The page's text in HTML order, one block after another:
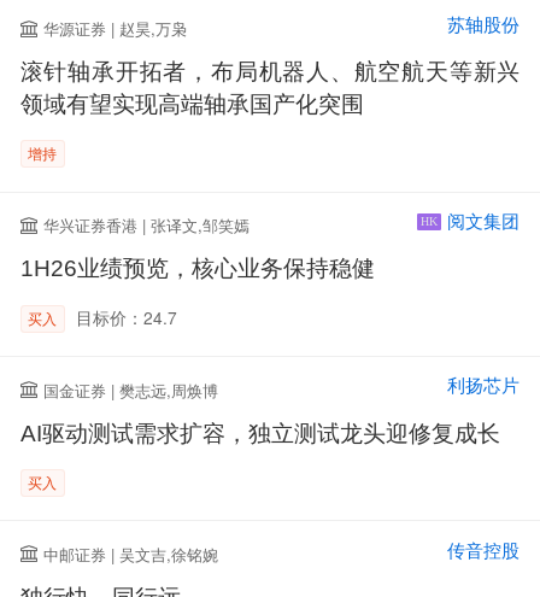
华源证券 | 赵昊,万枭 苏轴股份
滚针轴承开拓者，布局机器人、航空航天等新兴
领域有望实现高端轴承国产化突围
增持
华兴证券香港 | 张译文,邹笑嫣 HK 阅文集团
1H26业绩预览，核心业务保持稳健
买入 目标价：24.7
国金证券 | 樊志远,周焕博 利扬芯片
AI驱动测试需求扩容，独立测试龙头迎修复成长
买入
中邮证券 | 吴文吉,徐铭婉 传音控股